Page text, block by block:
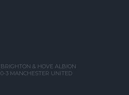
BRIGHTON & HOVE ALBION
0-3 MANCHESTER UNITED